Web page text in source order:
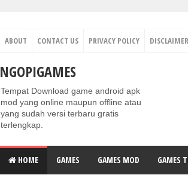
ABOUT CONTACT US PRIVACY POLICY DISCLAIMER
NGOPIGAMES
Tempat Download game android apk
mod yang online maupun offline atau
yang sudah versi terbaru gratis
terlengkap.
HOME GAMES GAMES MOD GAMES